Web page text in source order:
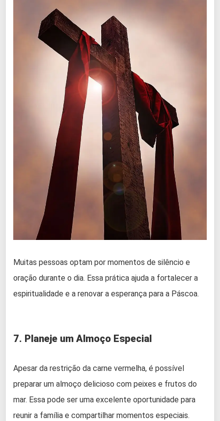
Muitas pessoas optam por momentos de silêncio e
oração durante o dia. Essa prática ajuda a fortalecer a
espiritualidade e a renovar a esperança para a Páscoa.
7. Planeje um Almoço Especial
Apesar da restrição da carne vermelha, é possível
preparar um almoço delicioso com peixes e frutos do
mar. Essa pode ser uma excelente oportunidade para
reunir a família e compartilhar momentos especiais.